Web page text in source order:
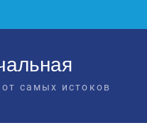
самых истоков